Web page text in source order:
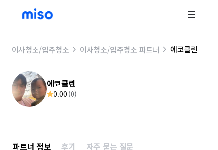
이사청소/입주청소 이사청소/입주청소 파트너 에코클린
에코클린
0.00 (0)
파트너 정보 후기 자주 묻는 질문